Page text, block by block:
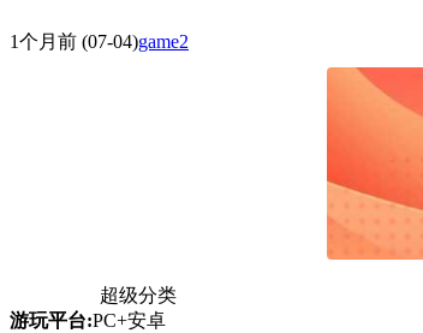
1个月前 (07-04)game2
超级分类
游玩平台:PC+安卓